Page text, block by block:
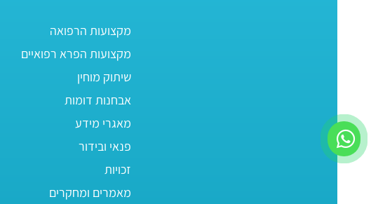
מקצועות הרפואה
מקצועות הפרא רפואיים
שיתוק מוחין
אבחנות דומות
מאגרי מידע
פנאי ובידור
זכויות
מאמרים ומחקרים